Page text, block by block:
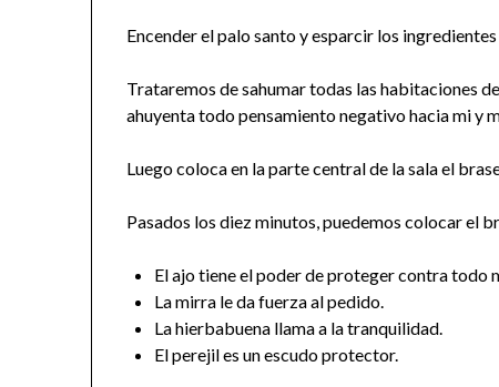
Encender el palo santo y esparcir los
Trataremos de sahumar todas las habitaciones
ahuyenta todo pensamiento negativo hacia mi y
Luego coloca en la parte central de la sala el
Pasados los diez minutos, puedemos colocar el
El ajo tiene el poder de proteger contra todo
La mirra le da fuerza al pedido.
La hierbabuena llama a la tranquilidad.
El perejil es un escudo protector.